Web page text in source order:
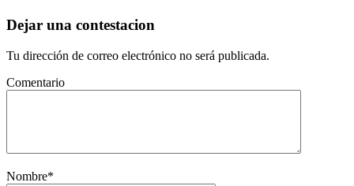
Dejar una contestacion
Tu dirección de correo electrónico no será publicada.
Comentario
Nombre*